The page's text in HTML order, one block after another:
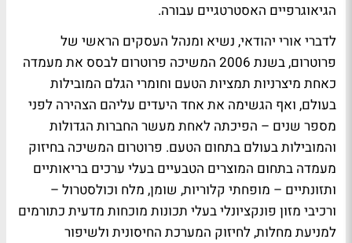
הגיאוגרפיים האסטרטגיים עבורה.
לדברי אורי יהודאי, נשיא ומנהל העסקים הראשי של
פרוטרום, בשנת 2006 המשיכה פרוטרום לבסס את מעמדה
כאחת מיצרניות תמציות הטעם וחומרי הגלם המובילות
בעולם, ואף הגשימה את אחד היעדים עליהם הצהירה לפני
מספר שנים – הפיכתה לאחת מעשר החברות הגדולות
והמובילות בעולם בתחום הטעם. פרוטרום המשיכה בחיזוק
מעמדה בתחום המוצרים הטבעיים בעלי ערכים בריאותיים
ותזונתיים – מופחתי קלוריות, שומן, מלח וכולסטרול –
ורכיבי מזון פונקציונלי בעלי תכונות מוכחות מדעית כתורמים
למניעת מחלות, לחיזוק המערכת החיסונית ולשיפור